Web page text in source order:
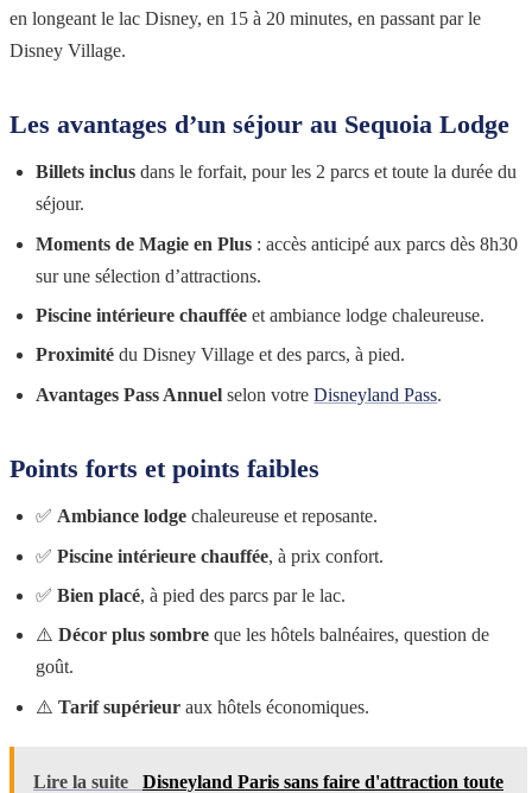
en longeant le lac Disney, en 15 à 20 minutes, en passant par le
Disney Village.
Les avantages d’un séjour au Sequoia Lodge
Billets inclus dans le forfait, pour les 2 parcs et toute la durée du
séjour.
Moments de Magie en Plus : accès anticipé aux parcs dès 8h30
sur une sélection d’attractions.
Piscine intérieure chauffée et ambiance lodge chaleureuse.
Proximité du Disney Village et des parcs, à pied.
Avantages Pass Annuel selon votreDisneyland Pass.
Points forts et points faibles
✅ Ambiance lodge chaleureuse et reposante.
✅Piscine intérieure chauffée, à prix confort.
✅Bien placé, à pied des parcs par le lac.
⚠️Décor plus sombre que les hôtels balnéaires, question de
goût.
⚠️Tarif supérieur aux hôtels économiques.
Lire la suite
Disneyland Paris sans faire d'attraction toute